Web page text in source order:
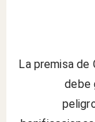
La premisa de
debe